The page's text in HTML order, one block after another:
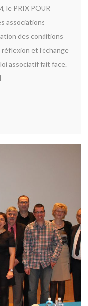
le PRIX POUR
associations
des conditions
réflexion et l’échange
associatif fait face.